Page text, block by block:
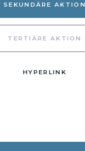
SEKUNDÄRE AKTION
TERTIÄRE AKTION
HYPERLINK